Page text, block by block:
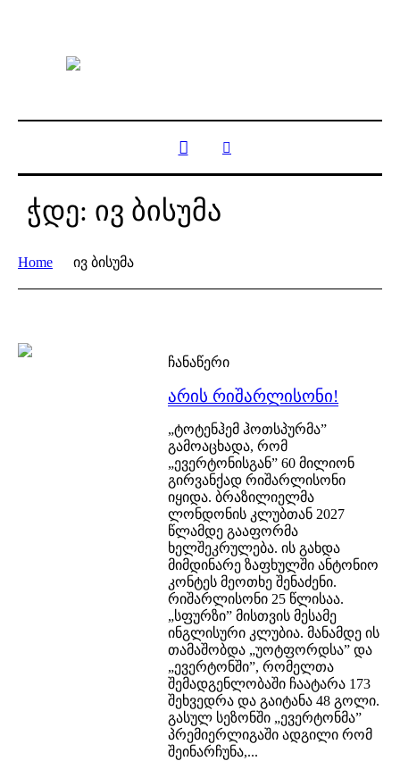
ჭდე: ივ ბისუმა
Home ივ ბისუმა
ჩანაწერი
არის რიშარლისონი!
„ტოტენჰემ ჰოთსპურმა”
გამოაცხადა, რომ
„ევერტონისგან” 60 მილიონ
გირვანქად რიშარლისონი
იყიდა. ბრაზილიელმა
ლონდონის კლუბთან 2027
წლამდე გააფორმა
ხელშეკრულება. ის გახდა
მიმდინარე ზაფხულში ანტონიო
კონტეს მეოთხე შენაძენი.
რიშარლისონი 25 წლისაა.
„სფურზი” მისთვის მესამე
ინგლისური კლუბია. მანამდე ის
თამაშობდა „უოტფორდსა” და
„ევერტონში”, რომელთა
შემადგენლობაში ჩაატარა 173
შეხვედრა და გაიტანა 48 გოლი.
გასულ სეზონში „ევერტონმა”
პრემიერლიგაში ადგილი რომ
შეინარჩუნა,...